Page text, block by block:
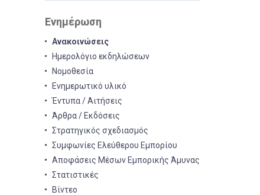
Ενημέρωση
Ανακοινώσεις
Ημερολόγιο εκδηλώσεων
Νομοθεσία
Ενημερωτικό υλικό
Έντυπα / Αιτήσεις
Άρθρα / Εκδόσεις
Στρατηγικός σχεδιασμός
Συμφωνίες Ελεύθερου Εμπορίου
Αποφάσεις Μέσων Εμπορικής Άμυνας
Στατιστικές
Βίντεο